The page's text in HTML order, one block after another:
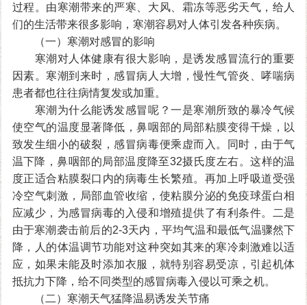
过程。由寒潮带来的严寒、大风、霜冻等恶劣天气，给人
们的生活带来很多影响，寒潮容易对人体引发各种疾病。
（一）寒潮对感冒的影响
寒潮对人体健康有很大影响，是诱发感冒流行的重要
因素。寒潮到来时，感冒病人大增，慢性气管炎、哮喘病
患者都也往往病情复发或加重。
寒潮为什么能诱发感冒呢？一是寒潮所致的暴冷气候
使空气的温度显著降低，鼻咽部的局部粘膜变得干燥，以
致发生细小的破裂，感冒病毒便乘虚而入。同时，由于气
温下降，鼻咽部的局部温度降至32摄氏度左右。这样的温
度正适合粘膜裂口内的病毒生长繁殖。再加上呼吸道受强
冷空气刺激，局部血管收缩，使粘膜分泌的免疫球蛋白相
应减少，为感冒病毒的入侵和增殖提供了有利条件。二是
由于寒潮袭击前后的2-3天内，平均气温和最低气温骤然下
降，人的体温调节功能对这种突如其来的寒冷刺激难以适
应，如果未能及时添加衣服，就特别容易受凉，引起机体
抵抗力下降，给不同类型的感冒病毒入侵以可乘之机。
（二）寒潮天气猛降温易诱发关节痛